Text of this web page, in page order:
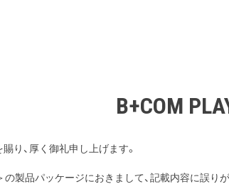
B+COM
り、厚く御礼申し上げます。
＞の製品パッケージにおきまして、記載内容に誤